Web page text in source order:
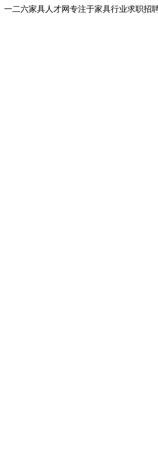
一二六家具人才网专注于家具行业求职招